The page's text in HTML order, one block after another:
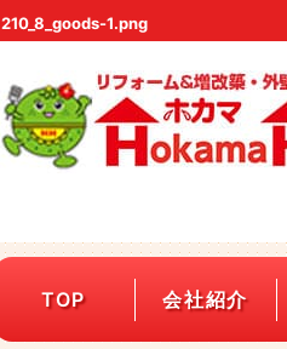
210_8_goods-1.png
TOP 会社紹介